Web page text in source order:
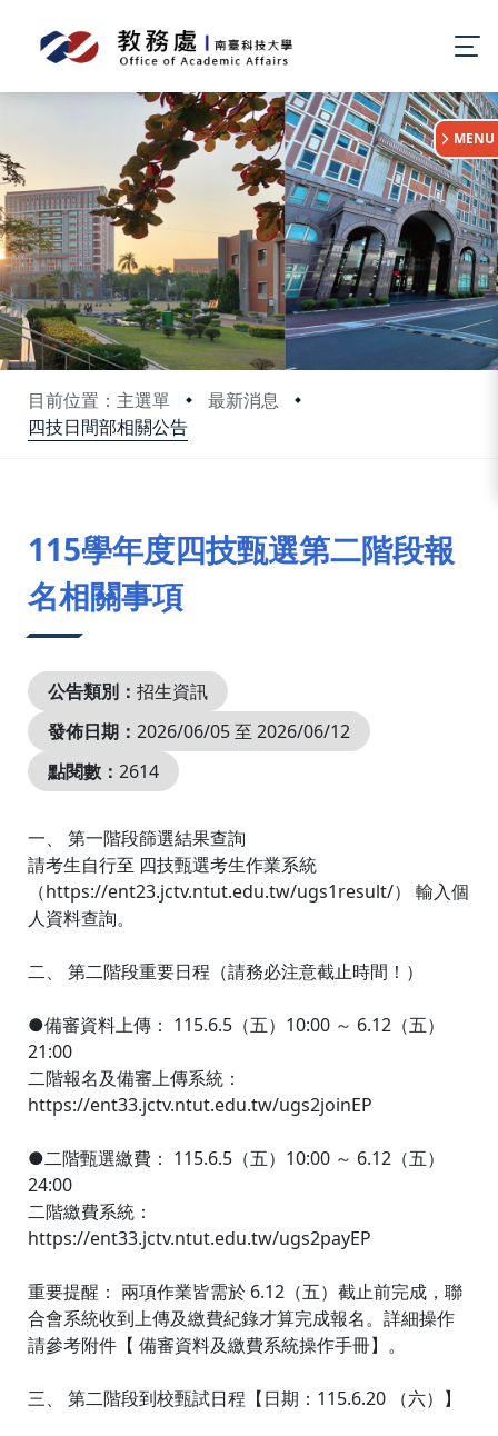
目前位置：主選單
最新消息
四技日間部相關公告
:::
MENU
115學年度四技甄選第二階段報
名相關事項
公告類別： 招生資訊
發佈日期： 2026/06/05 至 2026/06/12
點閱數： 2614
一、 第一階段篩選結果查詢
請考生自行至 四技甄選考生作業系統
（https://ent23.jctv.ntut.edu.tw/ugs1result/） 輸入個
人資料查詢。
二、 第二階段重要日程（請務必注意截止時間！）
●備審資料上傳： 115.6.5（五）10:00 ～ 6.12（五）
21:00
二階報名及備審上傳系統：
https://ent33.jctv.ntut.edu.tw/ugs2joinEP
●二階甄選繳費： 115.6.5（五）10:00 ～ 6.12（五）
24:00
二階繳費系統：
https://ent33.jctv.ntut.edu.tw/ugs2payEP
重要提醒： 兩項作業皆需於 6.12（五）截止前完成，聯
合會系統收到上傳及繳費紀錄才算完成報名。詳細操作
請參考附件【 備審資料及繳費系統操作手冊】。
三、 第二階段到校甄試日程【日期：115.6.20 （六）】